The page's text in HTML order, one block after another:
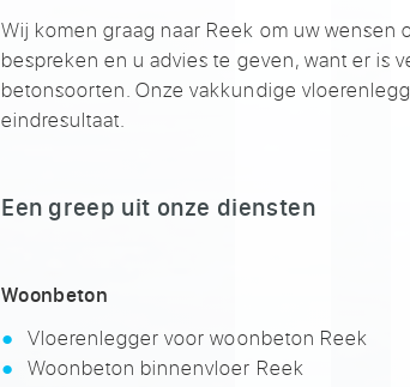
Wij komen graag naar Reek om uw wensen
bespreken en u advies te geven, want er is
betonsoorten. Onze vakkundige
eindresultaat.
Een greep uit onze diensten
Woonbeton
Vloerenlegger voor woonbeton Reek
Woonbeton binnenvloer Reek